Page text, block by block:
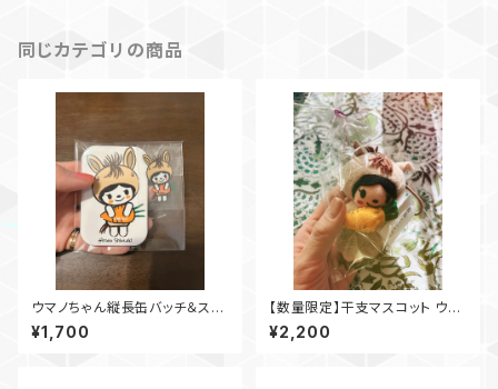
同じカテゴリの商品
ウマノちゃん縦長缶バッチ＆ステ
ッカーセット(ステッカー2枚)
¥1,700
【数量限定】干支マスコット ウマ
ノちゃん ひろのみくじ＆年賀状カ
ード付き
¥2,200